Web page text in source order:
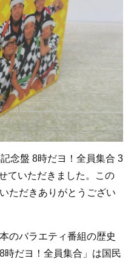
念盤 8時だヨ！全員集合 3
ていただきました。この
ただきありがとうござい
のバラエティ番組の歴史
時だヨ！全員集合」は国民